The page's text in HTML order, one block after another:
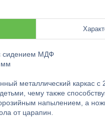
сидением МДФ
мм
металлический каркас
чему также
напылением, а
от царапин.